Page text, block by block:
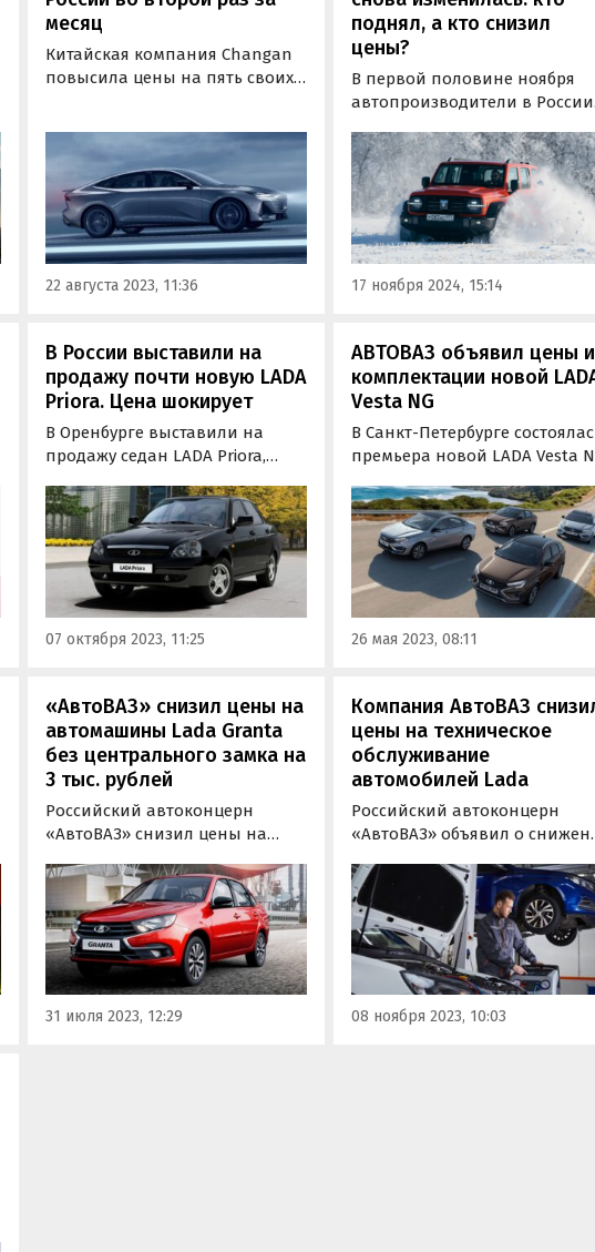
месяц
Китайская компания Changan
повысила цены на пять своих
них подорожали только в
некоторых комплектациях, но в
целом рост цен составил от 20
до 30 тыс. рублей или 0,5-1,3%.
22 августа 2023, 11:36
поднял, а кто снизил
цены?
В первой половине ноября
автопроизводители в России
цены. Согласно мониторингу
прайс-листов, проведенному
изданием «Автоновости
подорожали автомобили 12
брендов, в то время как
марок снизили стоимость
отдельных…
17 ноября 2024, 15:14
В России выставили на
продажу почти новую LADA
Priora. Цена шокирует
В Оренбурге выставили на
продажу седан LADA Priora,
выпуска, сохранили в
состоянии нового автомобиля.
Об этом прямо говорит
продавец, прося за машину 1
020 000 рублей.
07 октября 2023, 11:25
АВТОВАЗ объявил цены и
комплектации новой
Vesta NG
В Санкт-Петербурге
премьера новой LADA Vesta
рассекретил комплектации, в
которых будет доступна
модель, а также цены на них,
пишут «Автоновости дня».
26 мая 2023, 08:11
«АвтоВАЗ» снизил цены на
автомашины Lada Granta
без центрального замка на
3 тыс. рублей
Российский автоконцерн
«АвтоВАЗ» снизил цены на
без центрального замка на
3000 рублей. Об этом в
понедельник сообщили
«Автоновостям дня» в пресс-
службе компании.
31 июля 2023, 12:29
Компания АвтоВАЗ
цены на техническое
обслуживание
автомобилей Lada
Российский автоконцерн
«АвтоВАЗ» объявил о
рекомендованной стоимости
регламентного технического
обслуживания для всех
моделей LADA.
08 ноября 2023, 10:03